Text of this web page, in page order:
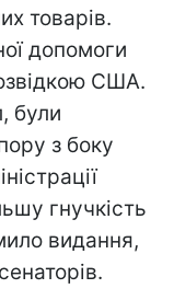
товарів.
допомоги
США.
були
з боку
гнучкість
видання,